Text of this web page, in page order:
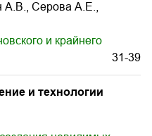
Серова А.Е.,
и крайнего
31-39
и технологии